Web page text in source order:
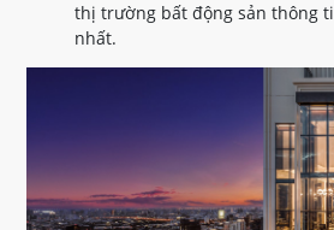
thị trường bất động sản thông
nhất.